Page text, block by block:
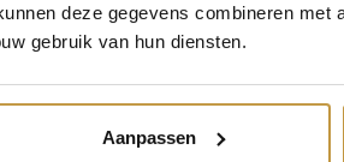
deze gegevens combineren met
gebruik van hun diensten.
Aanpassen
MEER VAN FJORY